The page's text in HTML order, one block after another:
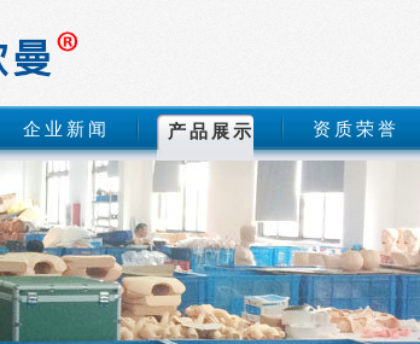
企业新闻 产品展示 资质荣誉